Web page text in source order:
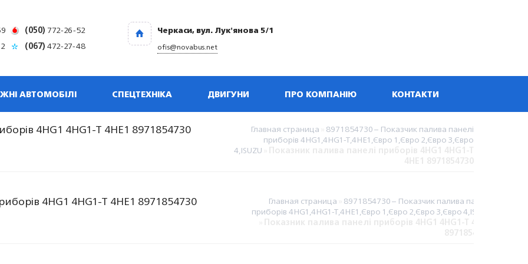
(050) 772-26-52
(067)472-27-48
Черкаси, вул. Лук'янова 5/1
ofis@novabus.net
АВТОМОБІЛІ СПЕЦТЕХНІКА ДВИГУНИ ПРО КОМПАНІЮ КОНТАКТИ
4HG1 4HG1-T 4HE1 8971854730 Главная страница 8971854730 – Показчик палива панелі
приборів 4HG1,4HG1-T,4HE1,Євро 1,Євро 2,Євро 3,Євро
4,ISUZU
4HG1 4HG1-T 4HE1 8971854730 Главная страница 8971854730 – Показчик палива панелі
приборів 4HG1,4HG1-T,4HE1,Євро 1,Євро 2,Євро 3,Євро 4,ISUZU